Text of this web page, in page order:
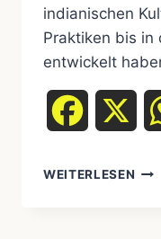
indianischen
Praktiken bis in
entwickelt
Facebook
WEITERLESEN